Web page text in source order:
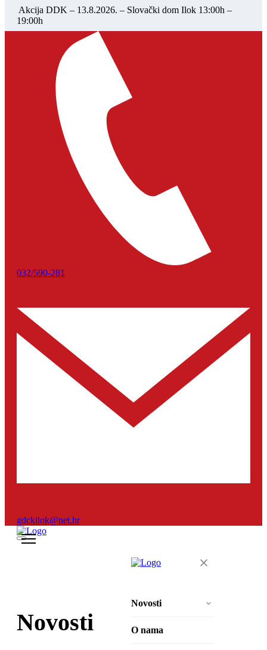
Akcija DDK – 13.8.2026. – Slovački dom Ilok 13:00h –
19:00h
032/590-281
gdckilok@net.hr
Novosti
Aktivnosti
O nama
Novosti